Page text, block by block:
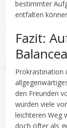
bestimmter
entfalten
Fazit:
Prokrastination
den Freunden
würden viele
leichteren Weg
doch öfter als